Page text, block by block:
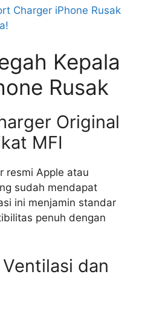
Charger iPhone Rusak
Kepala
Rusak
Original
MFI
resmi Apple atau
sudah mendapat
ini menjamin standar
penuh dengan
dan